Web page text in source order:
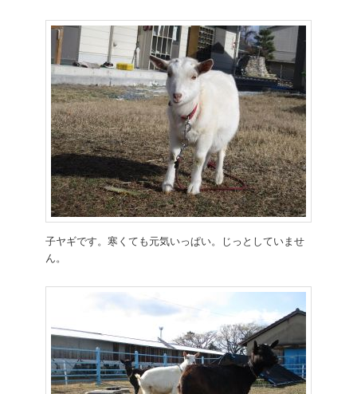
子ヤギです。寒くても元気いっぱい。じっとしていませ
ん。